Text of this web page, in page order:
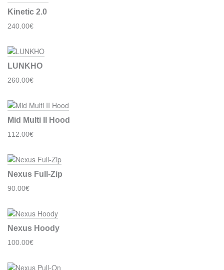
Kinetic 2.0
240.00€
LUNKHO
260.00€
Mid Multi II Hood
112.00€
Nexus Full-Zip
90.00€
Nexus Hoody
100.00€